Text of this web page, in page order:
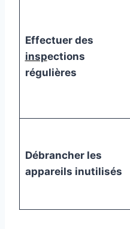
Effectuer des
inspections
régulières
Débrancher les
appareils inutilisés